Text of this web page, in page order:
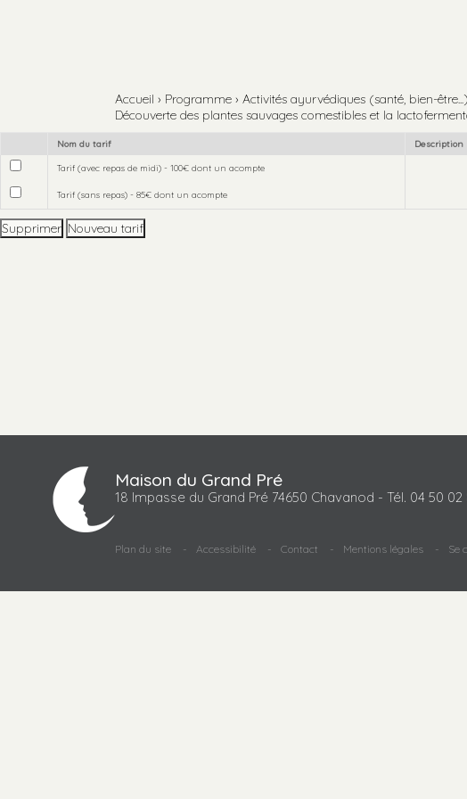
Accueil › Programme › Activités ayurvédiques (santé, bien-être...)
Découverte des plantes sauvages comestibles et la
Nom du tarif Description
Tarif (avec repas de midi) - 100€ dont un acompte
Tarif (sans repas) - 85€ dont un acompte
Maison du Grand Pré
18 Impasse du Grand Pré 74650 Chavanod - Tél. 04 50 02
Plan du site Accessibilité Contact Mentions légales Se